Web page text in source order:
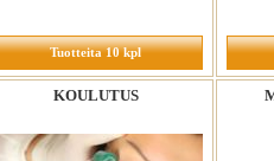
Tuotteita 10 kpl
KOULUTUS